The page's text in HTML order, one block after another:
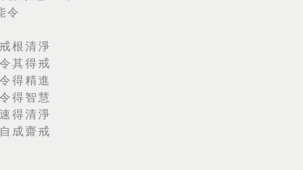
令
根清淨
其得戒
得精進
得智慧
得清淨
成齋戒